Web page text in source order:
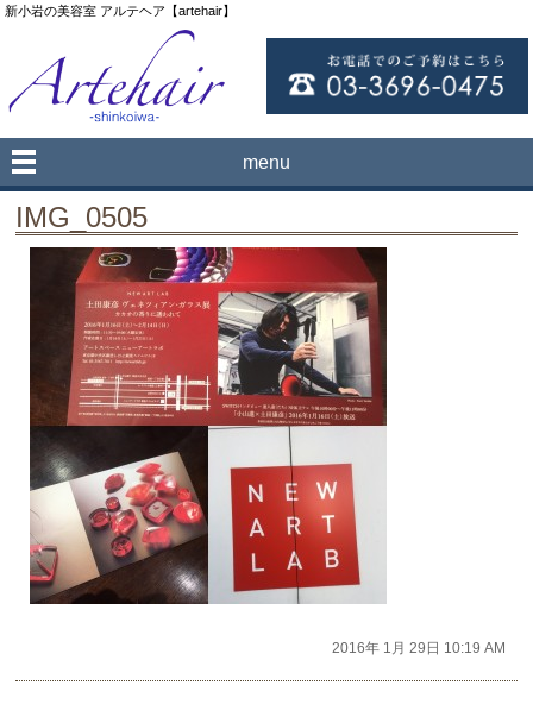
新小岩の美容室 アルテヘア【artehair】
menu
IMG_0505
2016年 1月 29日 10:19 AM